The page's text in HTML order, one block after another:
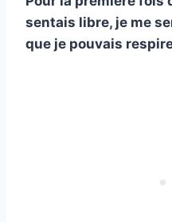
sentais libre, je me
que je pouvais